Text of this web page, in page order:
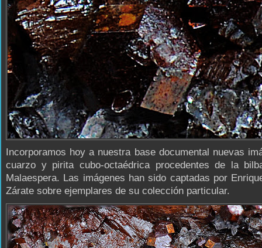
Incorporamos hoy a nuestra base documental nuevas
cuarzo y pirita cubo-octaédrica procedentes de la
Malaespera. Las imágenes han sido captadas por
Zárate sobre ejemplares de su colección particular.